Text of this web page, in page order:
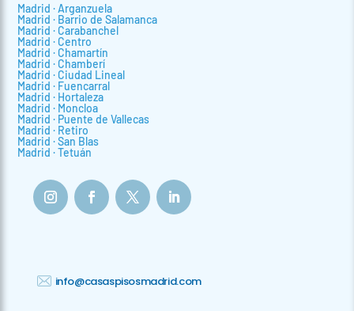
Madrid · Arganzuela
Madrid · Barrio de Salamanca
Madrid · Carabanchel
Madrid · Centro
Madrid · Chamartín
Madrid · Chamberí
Madrid · Ciudad Lineal
Madrid · Fuencarral
Madrid · Hortaleza
Madrid · Moncloa
Madrid · Puente de Vallecas
Madrid · Retiro
Madrid · San Blas
Madrid · Tetuán
info@casaspisosmadrid.com